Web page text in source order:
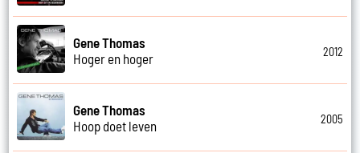
Gene Thomas
Hoger en hoger
2012
Gene Thomas
Hoop doet leven
2005